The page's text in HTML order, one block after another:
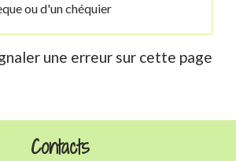
ou d'un chéquier
une erreur sur cette page
Contacts